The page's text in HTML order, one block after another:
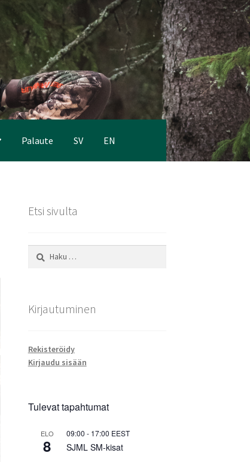
Palaute SV EN
Etsi sivulta
Haku:
Kirjautuminen
Rekisteröidy
Kirjaudu sisään
Tulevat tapahtumat
ELO
8
09:00 - 17:00 EEST
SJML SM-kisat